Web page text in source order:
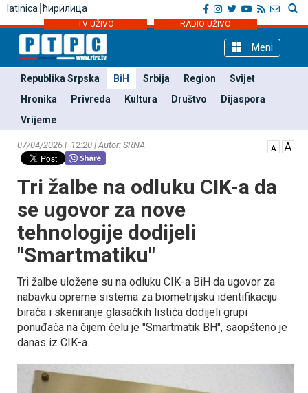
latinica ћирилица
TV UŽIVO RADIO UŽIVO
Meni
Republika Srpska BiH Srbija Region
Svijet
Hronika
Privreda Kultura Društvo
Dijaspora
Vrijeme
07/04/2026 | 12:20 | Autor: SRNA
Tri žalbe na odluku CIK-a da
se ugovor za nove
tehnologije dodijeli
"Smartmatiku"
Tri žalbe uložene su na odluku CIK-a BiH da ugovor za
nabavku opreme sistema za biometrijsku identifikaciju
birača i skeniranje glasačkih listića dodijeli grupi
ponuđača na čijem čelu je "Smartmatik BH", saopšteno je
danas iz CIK-a.